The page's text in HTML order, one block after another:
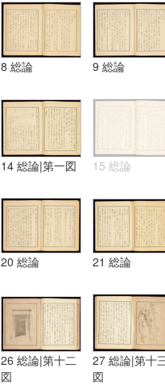
8 総論 9 総論
14 総論|第一図 15 総論
20 総論 21 総論
26 総論|第十二
図
27 総論|第十
図